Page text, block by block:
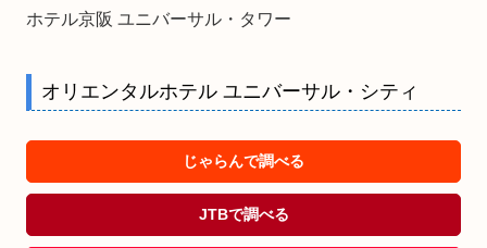
ホテル京阪 ユニバーサル・タワー
オリエンタルホテル ユニバーサル・シティ
じゃらんで調べる
JTBで調べる